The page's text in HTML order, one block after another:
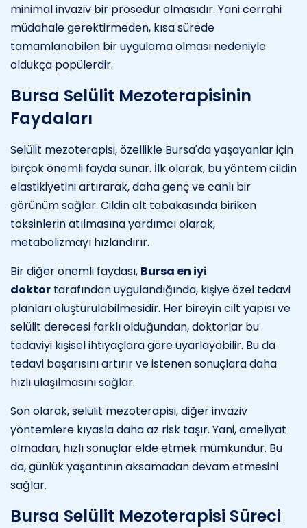
minimal invaziv bir prosedür olmasıdır. Yani cerrahi
müdahale gerektirmeden, kısa sürede
tamamlanabilen bir uygulama olması nedeniyle
oldukça popülerdir.
Bursa Selülit Mezoterapisinin
Faydaları
Selülit mezoterapisi, özellikle Bursa'da yaşayanlar için
birçok önemli fayda sunar. İlk olarak, bu yöntem cildin
elastikiyetini artırarak, daha genç ve canlı bir
görünüm sağlar. Cildin alt tabakasında biriken
toksinlerin atılmasına yardımcı olarak,
metabolizmayı hızlandırır.
Bir diğer önemli faydası, Bursa en iyi
doktor tarafından uygulandığında, kişiye özel tedavi
planları oluşturulabilmesidir. Her bireyin cilt yapısı ve
selülit derecesi farklı olduğundan, doktorlar bu
tedaviyi kişisel ihtiyaçlara göre uyarlayabilir. Bu da
tedavi başarısını artırır ve istenen sonuçlara daha
hızlı ulaşılmasını sağlar.
Son olarak, selülit mezoterapisi, diğer invaziv
yöntemlere kıyasla daha az risk taşır. Yani, ameliyat
olmadan, hızlı sonuçlar elde etmek mümkündür. Bu
da, günlük yaşantının aksamadan devam etmesini
sağlar.
Bursa Selülit Mezoterapisi Süreci